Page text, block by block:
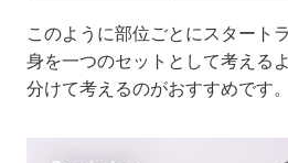
このように部位ごとにスタート
身を一つのセットとして考える
分けて考えるのがおすすめです。